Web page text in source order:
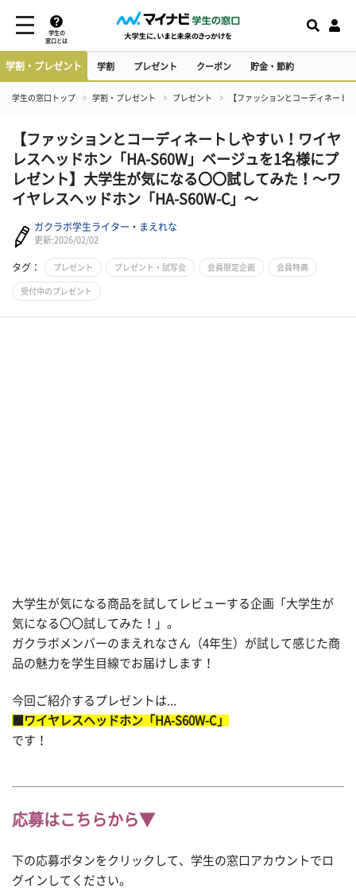
学生の
窓口とは
学割・プレゼント 学割 プレゼント クーポン 貯金・節約
学生の窓口トップ 学割・プレゼント プレゼント 【ファッションとコーディネート
【ファッションとコーディネートしやすい！ワイヤ
レスヘッドホン「HA-S60W」ベージュを1名様にプ
レゼント】大学生が気になる〇〇試してみた！～ワ
イヤレスヘッドホン「HA-S60W-C」～
ガクラボ学生ライター・まえれな
更新:2026/02/02
タグ： プレゼント プレゼント・試写会 会員限定企画 会員特典
受付中のプレゼント
大学生が気になる商品を試してレビューする企画「大学生が
気になる〇〇試してみた！」。
ガクラボメンバーのまえれなさん（4年生）が試して感じた商
品の魅力を学生目線でお届けします！
今回ご紹介するプレゼントは...
■ワイヤレスヘッドホン「HA-S60W-C」
です！
応募はこちらから▼
下の応募ボタンをクリックして、学生の窓口アカウントでロ
グインしてください。